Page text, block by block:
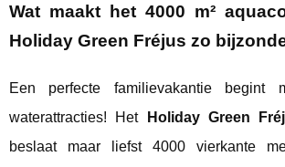
Wat maakt het 4000 m²
Holiday Green Fréjus zo
Een perfecte familievakantie begint
waterattracties! Het
Holiday Green
beslaat maar liefst 4000 vierkante